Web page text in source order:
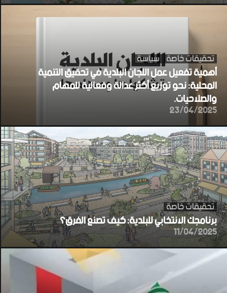
تحقيقات خاصة سياسة
أهمية تفعيل عمل اللجان البلدية في تحقيق التنمية
المحلية: نحو توزيع أكثر عدالة وفعالية للمهام
والصلاحيات.
23/04/2025
تحقيقات خاصة
برنامجك الانتخابي للبلدية: كيف تصنع الفرق؟
11/04/2025